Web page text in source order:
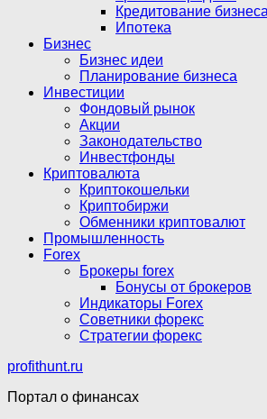
Кредитование бизнеса
Ипотека
Бизнес
Бизнес идеи
Планирование бизнеса
Инвестиции
Фондовый рынок
Акции
Законодательство
Инвестфонды
Криптовалюта
Криптокошельки
Криптобиржи
Обменники криптовалют
Промышленность
Forex
Брокеры forex
Бонусы от брокеров
Индикаторы Forex
Советники форекс
Стратегии форекс
profithunt.ru
Портал о финансах